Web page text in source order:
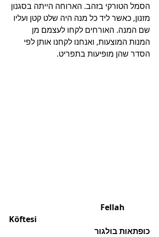
הסמל הטורקי בזהב. הארוחה הייתה בסגנון
מזנון, כאשר ליד כל מנה היה שלט קטן ועליו
שם המנה. האורחים לקחו לעצמם מן
המנות המוצעות, ואנחנו לקחנו אותן לפי
הסדר שהן מופיעות בתפריט.
Köftesi
כופתאות בולגור